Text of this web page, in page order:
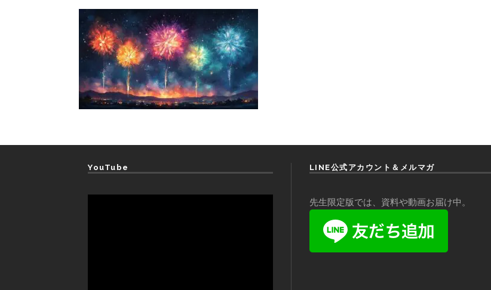
YouTube LINE公式アカウント＆メルマガ
先生限定版では、資料や動画お届け中。